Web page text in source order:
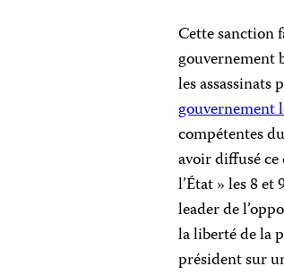
Cette sanction
gouvernement
les
gouvernement
compétentes
avoir diffusé
l’État » les 8
leader de
la liberté de la
président sur